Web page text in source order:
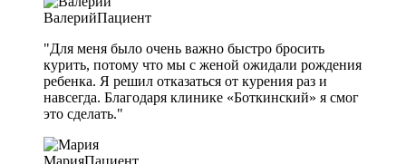
ВалерийПациент
"Для меня было очень важно быстро бросить
курить, потому что мы с женой ожидали рождения
ребенка. Я решил отказаться от курения раз и
навсегда. Благодаря клинике «Боткинский» я смог
это сделать."